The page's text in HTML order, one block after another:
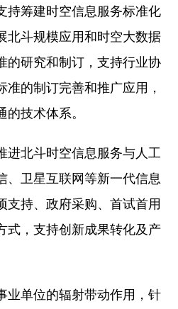
日本語 한국어
持筹建时空信息服务标准化
北斗规模应用和时空大数据
的研究和制订，支持行业协
的制订完善和推广应用，
技术体系。
北斗时空信息服务与人工
、卫星互联网等新一代信息
支持、政府采购、首试首用
式，支持创新成果转化及产
单位的辐射带动作用，针